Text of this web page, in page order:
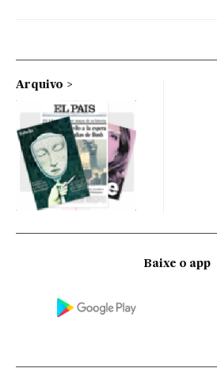
Arquivo
Baixe o app